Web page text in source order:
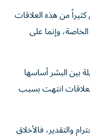
كثيراً من هذه العلاقات
وإنما على
البشر أساسها
انتهت بسبب
والتقدير، فالأخلاق